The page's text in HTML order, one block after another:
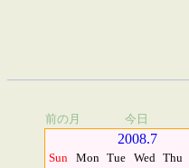
前の月 今日
2008.7
Sun Mon Tue Wed Thu